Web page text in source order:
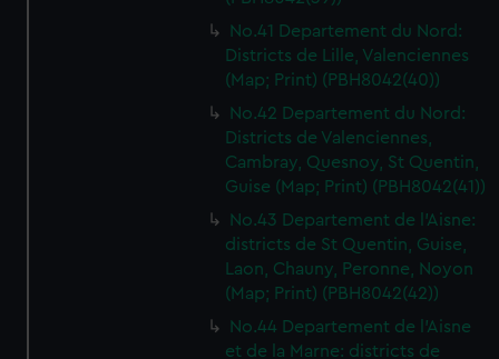
No.41 Departement du Nord:
Districts de Lille, Valenciennes
(Map; Print) (PBH8042(40))
No.42 Departement du Nord:
Districts de Valenciennes,
Cambray, Quesnoy, St Quentin,
Guise (Map; Print) (PBH8042(41))
No.43 Departement de l'Aisne:
districts de St Quentin, Guise,
Laon, Chauny, Peronne, Noyon
(Map; Print) (PBH8042(42))
No.44 Departement de l'Aisne
et de la Marne: districts de